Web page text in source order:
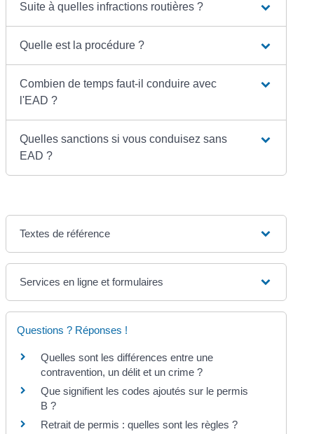
Suite à quelles infractions routières ?
Quelle est la procédure ?
Combien de temps faut-il conduire avec
l'EAD ?
Quelles sanctions si vous conduisez sans
EAD ?
Textes de référence
Services en ligne et formulaires
Questions ? Réponses !
Quelles sont les différences entre une
contravention, un délit et un crime ?
Que signifient les codes ajoutés sur le permis
B ?
Retrait de permis : quelles sont les règles ?